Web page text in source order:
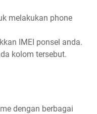
melakukan phone
IMEI ponsel anda.
kolom tersebut.
dengan berbagai